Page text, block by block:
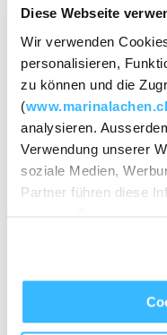
Diese Webseite
Wir verwenden
personalisieren,
zu können und die
(
analysieren.
Verwendung unserer
soziale Medien,
Partner führen diese